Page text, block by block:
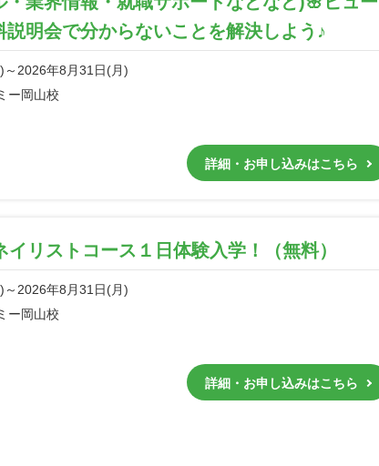
明会で分からないことを解決しよう♪
2026年8月31日(月)
ー岡山校
詳細・お申し込みはこちら
リストコース１日体験入学！（無料）
2026年8月31日(月)
ー岡山校
詳細・お申し込みはこちら